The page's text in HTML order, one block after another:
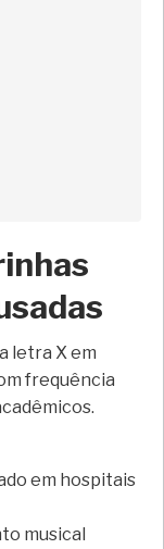
letra X em
frequência
em hospitais
musical